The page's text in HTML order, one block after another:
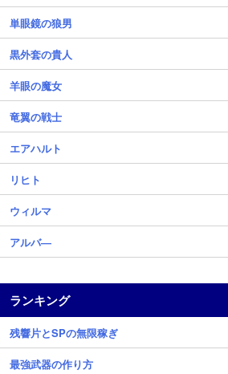
単眼鏡の狼男
黒外套の貴人
羊眼の魔女
竜翼の戦士
エアハルト
リヒト
ウィルマ
アルバ―
ランキング
残響片とSPの無限稼ぎ
最強武器の作り方